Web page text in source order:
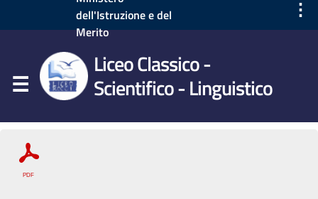
dell'Istruzione e del
Merito
⋮
Liceo Classico -
Scientifico - Linguistico